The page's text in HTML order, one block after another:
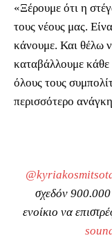
«Ξέρουμε ότι η
τους νέους μας.
κάνουμε. Και θέλω
καταβάλλουμε κάθε
όλους τους
περισσότερο
σχεδόν 900.000
ενοίκιο να